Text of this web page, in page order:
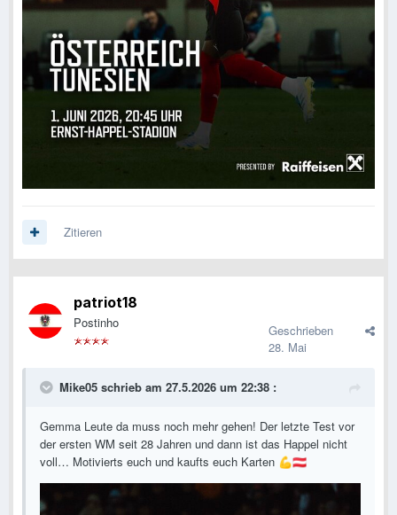
Zitieren
patriot18
Postinho
Geschrieben
28. Mai
Mike05 schrieb am 27.5.2026 um 22:38 :
Gemma Leute da muss noch mehr gehen! Der letzte Test vor
der ersten WM seit 28 Jahren und dann ist das Happel nicht
voll… Motivierts euch und kaufts euch Karten 💪🇦🇹